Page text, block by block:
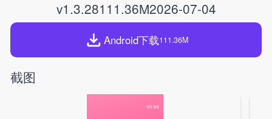
v1.3.28111.36M2026-07-04
Android下载111.36M
截图